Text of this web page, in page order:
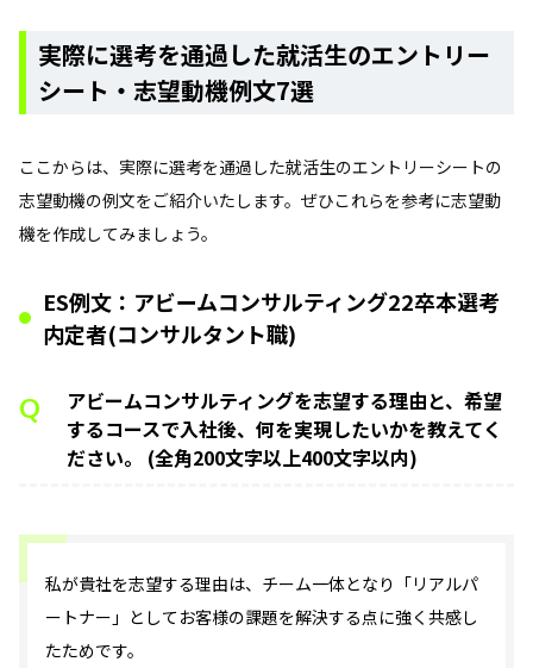
実際に選考を通過した就活生のエントリー
シート・志望動機例文7選
ここからは、実際に選考を通過した就活生のエントリーシートの
志望動機の例文をご紹介いたします。ぜひこれらを参考に志望動
機を作成してみましょう。
ES例文：アビームコンサルティング22卒本選考
内定者(コンサルタント職)
Q
アビームコンサルティングを志望する理由と、希望
するコースで入社後、何を実現したいかを教えてく
ださい。 (全角200文字以上400文字以内)
私が貴社を志望する理由は、チーム一体となり「リアルパ
ートナー」としてお客様の課題を解決する点に強く共感し
たためです。